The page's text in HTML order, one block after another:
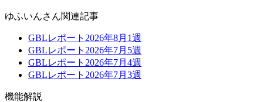
ゆふいんさん関連記事
GBLレポート2026年8月1週
GBLレポート2026年7月5週
GBLレポート2026年7月4週
GBLレポート2026年7月3週
機能解説